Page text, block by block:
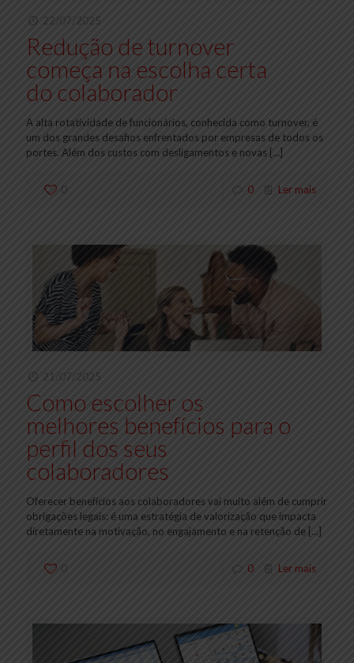
22/07/2025
Redução de turnover
começa na escolha certa
do colaborador
A alta rotatividade de funcionários, conhecida como turnover, é
um dos grandes desafios enfrentados por empresas de todos os
portes. Além dos custos com desligamentos e novas […]
0 0 Ler mais
21/07/2025
Como escolher os
melhores benefícios para o
perfil dos seus
colaboradores
Oferecer benefícios aos colaboradores vai muito além de cumprir
obrigações legais: é uma estratégia de valorização que impacta
diretamente na motivação, no engajamento e na retenção de […]
0 0 Ler mais